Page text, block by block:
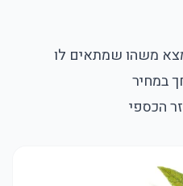
משהו שמתאים לו
במחיר
הכספי